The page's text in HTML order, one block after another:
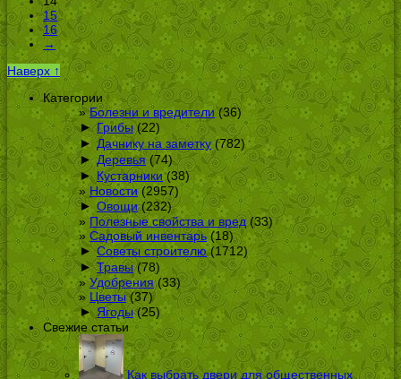
15
16
→
Наверх ↑
Категории
Болезни и вредители(36)
► Грибы(22)
► Дачнику на заметку (782)
► Деревья(74)
► Кустарники(38)
Новости(2957)
► Овощи(232)
Полезные свойства и вред(33)
Садовый инвентарь(18)
► Советы строителю(1712)
► Травы(78)
Удобрения(33)
Цветы(37)
► Ягоды(25)
Свежие статьи
Как выбрать двери для общественных